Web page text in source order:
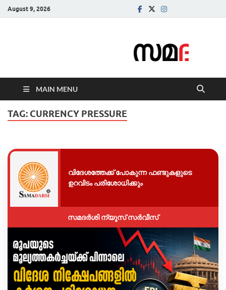
August 9, 2026
MAIN MENU
TAG: CURRENCY PRESSURE
വിദേശത്തേക്ക് പോകുന്ന ഫണ്ടുകളുടെ
ഉറവിടം പരിശോധിക്കും
സമദർശി ന്യൂസ് സർവീസ്